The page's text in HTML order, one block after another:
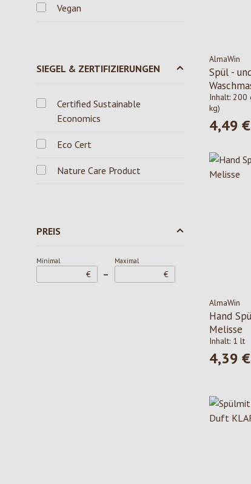
Vegan
SIEGEL & ZERTIFIZIERUNGEN
Certified Sustainable
Economics
Eco Cert
Nature Care Product
PREIS
Minimal
€ –
Maximal
€
AlmaWin
Spül -
Inhalt: 200
kg)
4,49 €
AlmaWin
Hand
Melisse
Inhalt: 1 lt
4,39 €